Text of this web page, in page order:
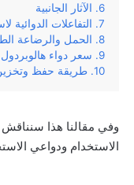
الآثار الجانبية
التفاعلات الدوائية
الحمل والرضاعة
سعر دواء
طريقة حفظ
وفي‌ ‌مقالنا‌ ‌هذا‌ ‌سنناقش‌
‌الاستخدام‌ ‌ودواعي‌